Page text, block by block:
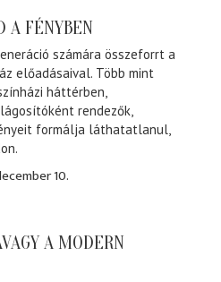
A FÉNYBEN
számára összeforrt a
előadásaival. Több mint
háttérben,
rendezők,
formálja láthatatlanul,
10.
A MODERN